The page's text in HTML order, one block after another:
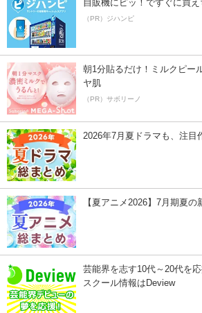
自販機にピッ！ですぐに買え
（PR）ジハンピ
朝1分貼るだけ！ミルクピー
ヤ肌
（PR）サボリーノ
2026年7月夏ドラマも、注目
【夏アニメ2026】7月期夏の
芸能界を志す10代～20代を
スクール情報はDeview